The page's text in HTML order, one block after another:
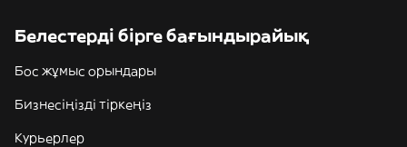
Белестерді бірге бағындырайық
Бос жұмыс орындары
Бизнесіңізді тіркеңіз
Курьерлер